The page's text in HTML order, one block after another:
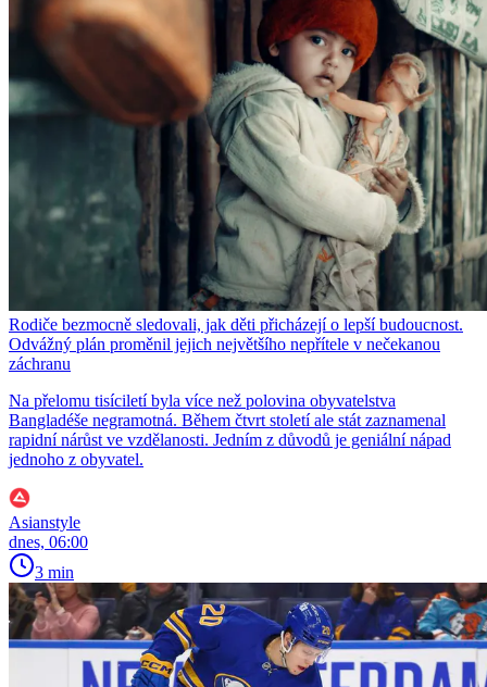
Rodiče bezmocně sledovali, jak děti přicházejí o lepší budoucnost.
Odvážný plán proměnil jejich největšího nepřítele v nečekanou
záchranu
Na přelomu tisíciletí byla více než polovina obyvatelstva
Bangladéše negramotná. Během čtvrt století ale stát zaznamenal
rapidní nárůst ve vzdělanosti. Jedním z důvodů je geniální nápad
jednoho z obyvatel.
Asianstyle
dnes, 06:00
3 min